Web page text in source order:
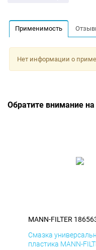
Применимость
Нет информации о
Обратите внимание
MANN-FILTER
Смазка
пластика MANN-